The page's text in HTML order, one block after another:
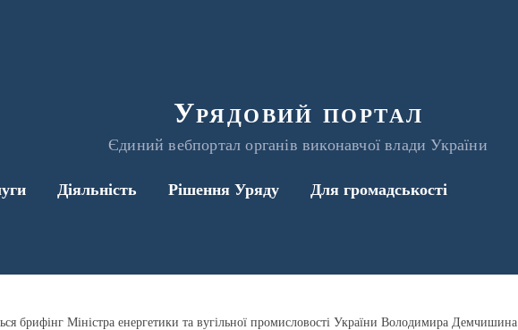
Урядовий портал
Єдиний вебпортал органів виконавчої влади України
Діяльність Рішення Уряду Для громадськості
брифінг Міністра енергетики та вугільної промисловості України Володимира Демчишина